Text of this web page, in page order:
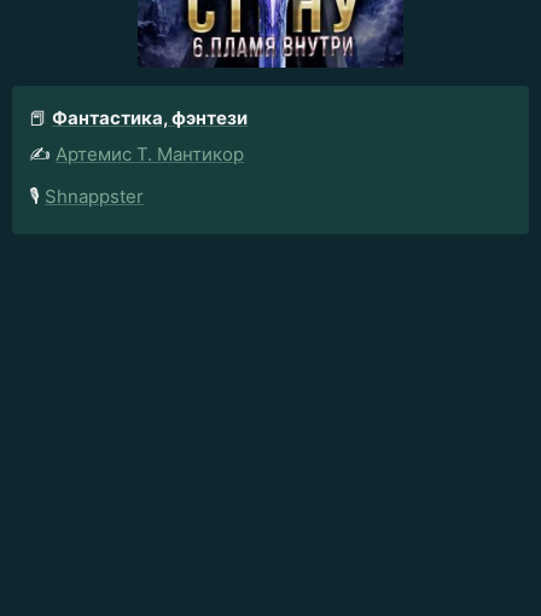
📕 Фантастика, фэнтези
✍️ Артемис Т. Мантикор
🎙️ Shnappster